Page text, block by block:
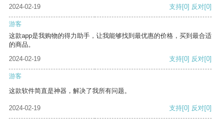
2024-02-19 支持[0] 反对[0]
游客
这款app是我购物的得力助手，让我能够找到最优惠的价格，买到最合适
的商品。
2024-02-19
支持[0] 反对[0]
游客
这款软件简直是神器，解决了我所有问题。
2024-02-19 支持[0] 反对[0]